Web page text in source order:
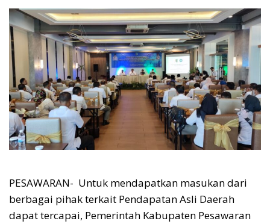
PESAWARAN- Untuk mendapatkan masukan dari
berbagai pihak terkait Pendapatan Asli Daerah
dapat tercapai, Pemerintah Kabupaten Pesawaran